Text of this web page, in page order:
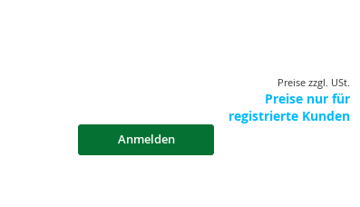
Preise zzgl. USt.
Preise nur für
registrierte Kunden
Anmelden